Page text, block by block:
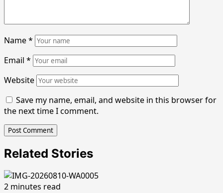
Name*
Email *
Website
Save my name, email, and website in this browser for
the next time I comment.
Related Stories
2 minutes read